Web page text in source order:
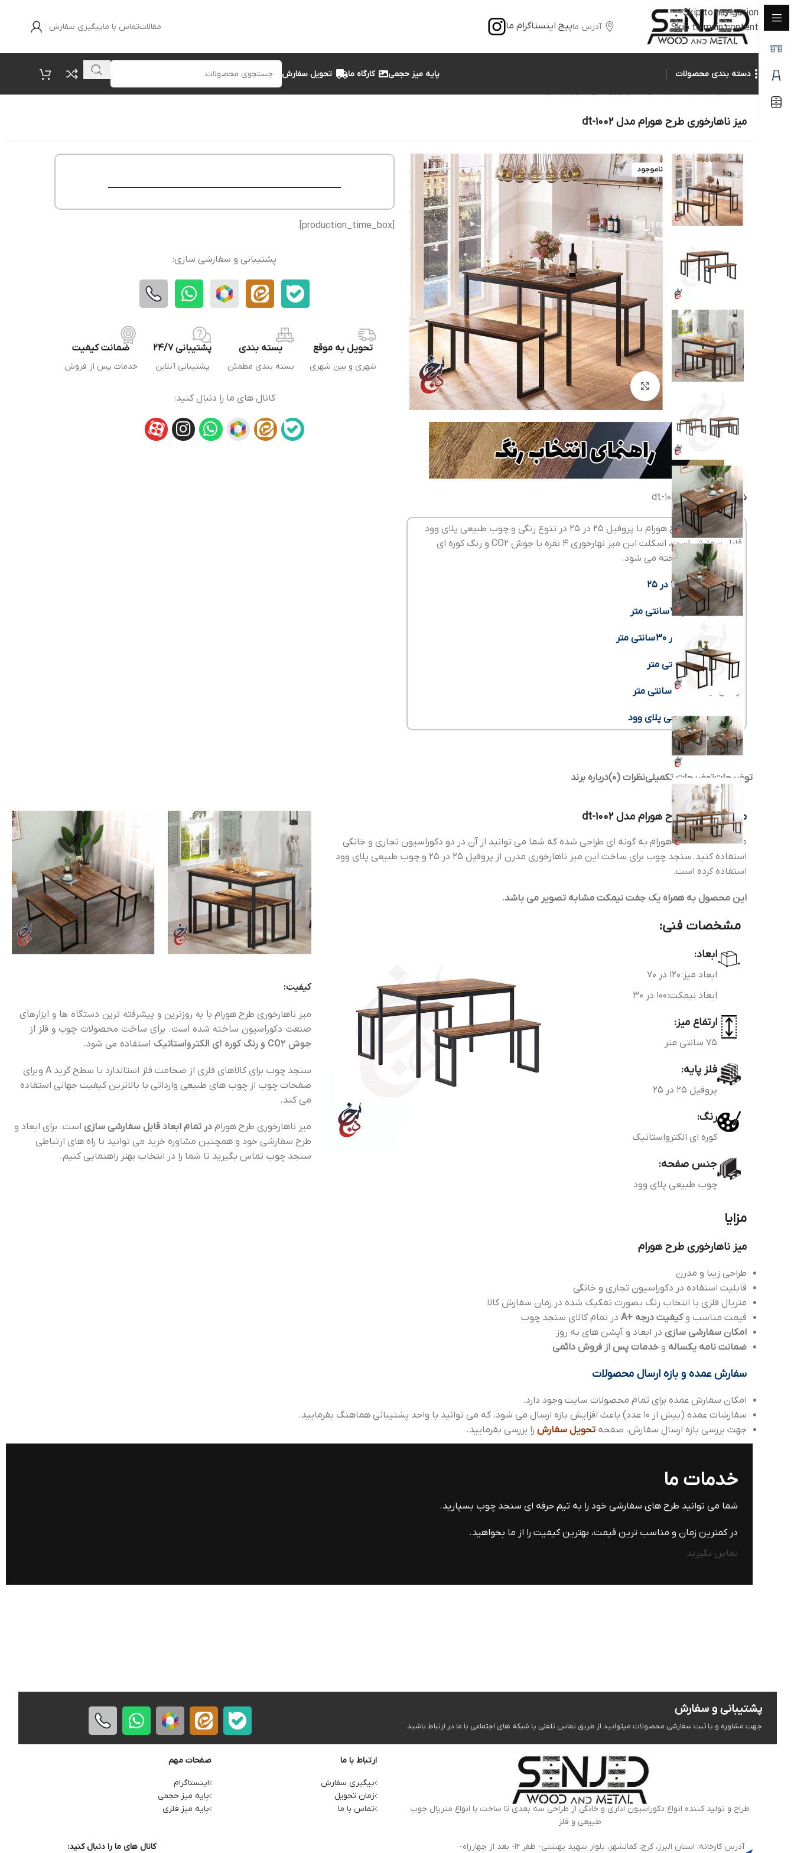
Skip to navigation
Skip to main content
آدرس ماپیج اینستاگرام ما مقالاتتماس با ماپیگیری سفارش
دسته بندی محصولات پایه میز حجمی کارگاه ما تحویل سفارش
میز ناهارخوری طرح هورام مدل dt-1002
ناموجود
بزرگنمایی تصویر
شناسه محصول:dt-1002
میز ناهارخوری طرح هورام با پروفیل 25 در 25 در تنوع رنگی و چوب طبیعی پلای وود
قابل سفارش است، اسکلت این میز نهارخوری 4 نفره با جوش CO2 و رنگ کوره ای
الکترواستاتیک ساخته می شود.
نوع فلز:پروفیل 25 در 25
ابعاد میز:120 در 70 سانتی متر
ابعاد نیمکت: سانتی متر
ارتفاع میز:75 سانتی متر
ارتفاع نیمکت: 45 سانتی متر
صفحه:چوب طبیعی پلای وود
پشتیبانی و سفارشی سازی:
تحویل به موقع
شهری و بین شهری
بسته بندی
بسته بندی مطمئن
پشتیبانی 24/7
پشتیبانی آنلاین
ضمانت کیفیت
خدمات پس از فروش
کانال های ما را دنبال کنید:
توضیحاتتوضیحات تکمیلینظرات (0) درباره برند
میز ناهارخوری طرح هورام مدل dt-1002
میز ناهارخوری طرح هورام به گونه ای طراحی شده که شما می توانید از آن در دو دکوراسیون تجاری و خانگی
استفاده کنید. سنجد چوب برای ساخت این میز ناهارخوری مدرن از پروفیل 25 در 25 و چوب طبیعی پلای وود
استفاده کرده است.
این محصول به همراه یک جفت نیمکت مشابه تصویر می باشد.
مشخصات فنی:
ابعاد:
ابعاد میز: 120 در 70
ابعاد نیمکت: 100 در 30
ارتفاع میز:
75 سانتی متر
فلز پایه:
پروفیل 25 در 25
رنگ:
کوره ای الکترواستاتیک
جنس صفحه:
چوب طبیعی پلای وود
کیفیت:
میز ناهارخوری طرح هورام با به روزترین و پیشرفته ترین دستگاه ها و ابزارهای
صنعت دکوراسیون ساخته شده است. برای ساخت محصولات چوب و فلز از
جوش CO2 و رنگ کوره ای الکترواستاتیک
استفاده می شود.
سنجد چوب برای کالاهای فلزی از ضخامت فلز استاندارد با سطح گرید A و برای
صفحات چوب از چوب های طبیعی وارداتی با بالاترین کیفیت جهانی استفاده
می کند.
میز ناهارخوری طرح هورام در تمام ابعاد قابل سفارشی سازیاست. برای ابعاد و
طرح سفارشی خود و همچنین مشاوره خرید می توانید با راه های ارتباطی
سنجد چوب تماس بگیرید تا شما را در انتخاب بهتر راهنمایی کنیم.
مزایا
میز ناهارخوری طرح هورام
طراحی زیبا و مدرن
قابلیت استفاده در دکوراسیون تجاری و خانگی
متریال فلزی با انتخاب رنگ بصورت تفکیک شده در زمان سفارش کالا
قیمت مناسب وکیفیت درجه +A
در تمام کالای سنجد چوب
امکان سفارشی سازی در ابعاد و آپشن های به روز
ضمانت نامه یکساله و خدمات پس از فروش دائمی
سفارش عمده و بازه ارسال محصولات
امکان سفارش عمده برای تمام محصولات سایت وجود دارد.
سفارشات عمده (بیش از 10 عدد) باعث افزایش بازه ارسال می شود، که می توانید با واحد پشتیبانی هماهنگ بفرمایید.
جهت بررسی بازه ارسال سفارش، صفحه تحویل سفارش را بررسی بفرمایید.
خدمات ما
شما می توانید طرح های سفارشی خود را به تیم حرفه ای سنجد چوب بسپارید.
در کمترین زمان و مناسب ترین قیمت، بهترین کیفیت را از ما بخواهید.
تماس بگیرید
پشتیبانی و سفارش
جهت مشاوره و یا ثبت سفارشی محصولات میتوانید از طریق تماس تلفنی یا شبکه های اجتماعی با ما در ارتباط باشید.
طراح و تولید کننده انواع دکوراسیون اداری و خانگی از طراحی سه بعدی تا ساخت با انواع متریال چوب
طبیعی و فلز
ارتباط با ما
پیگیری سفارش
زمان تحویل
تماس با ما
صفحات مهم
اینستاگرام
پایه میز حجمی
پایه میز فلزی
آدرس کارخانه: استان البرز، کرج، کمالشهر، بلوار شهید بهشتی- ظفر 12- بعد از چهارراه- کانال های ما را دنبال کنید: